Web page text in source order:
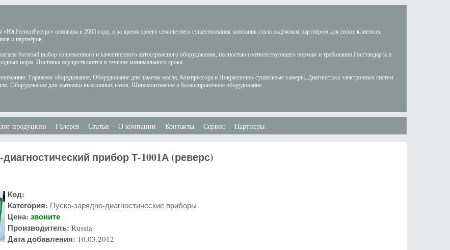
«ЮгРегионРесурс» основана в 2005 году, и за время своего семилетнего существования компания стала надёжным партнёром для своих клиентов,
и партнёров.
богатый выбор современного и качественного автосервисного оборудования, полностью соответствующего нормам и требования Госстандарта и
норм. Поставка осуществляется в течение минимального срока.
Гаражное оборудование, Оборудование для замены масла, Компрессора и Покрасночно-сушильные камеры, Диагностика электронных систем
Оборудование для вытяжки выхлопных газов, Шиномонтажное и балансировочное оборудование.
продуцкии Галерея Статьи О компании Контакты Сервис Партнеры
прибор Т-1001А (реверс)
Код:
Категория: Пуско-зарядно-диагностические приборы
Цена: звоните
Производитель: Russia
Дата добавления: 10.03.2012